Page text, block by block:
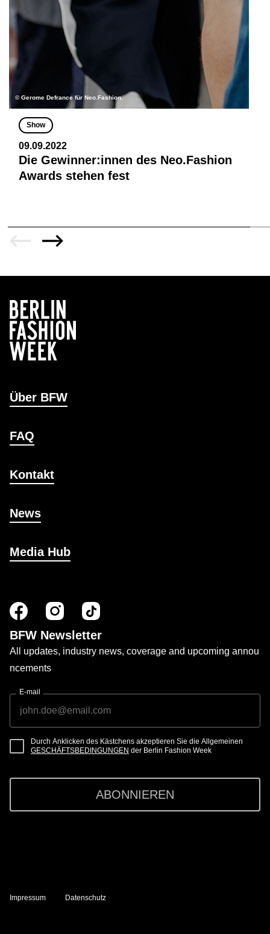
© Gerome Defrance für Neo.Fashion.
Show
09.09.2022
Die Gewinner:innen des Neo.Fashion
Awards stehen fest
Über BFW
FAQ
Kontakt
News
Media Hub
BFW Newsletter
All updates, industry news, coverage and upcoming annou
ncements
E-mail
Durch Anklicken des Kästchens akzeptieren Sie die Allgemeinen
GESCHÄFTSBEDINGUNGEN der Berlin Fashion Week
ABONNIEREN
Impressum Datenschutz